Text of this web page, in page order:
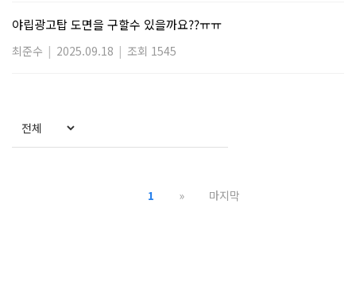
야립광고탑 도면을 구할수 있을까요??ㅠㅠ
최준수 | 2025.09.18 | 조회 1545
1 » 마지막